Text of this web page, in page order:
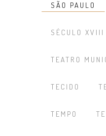
SÃO PAULO
SÉCULO XVIII
TEATRO
TECIDO
TEMPO